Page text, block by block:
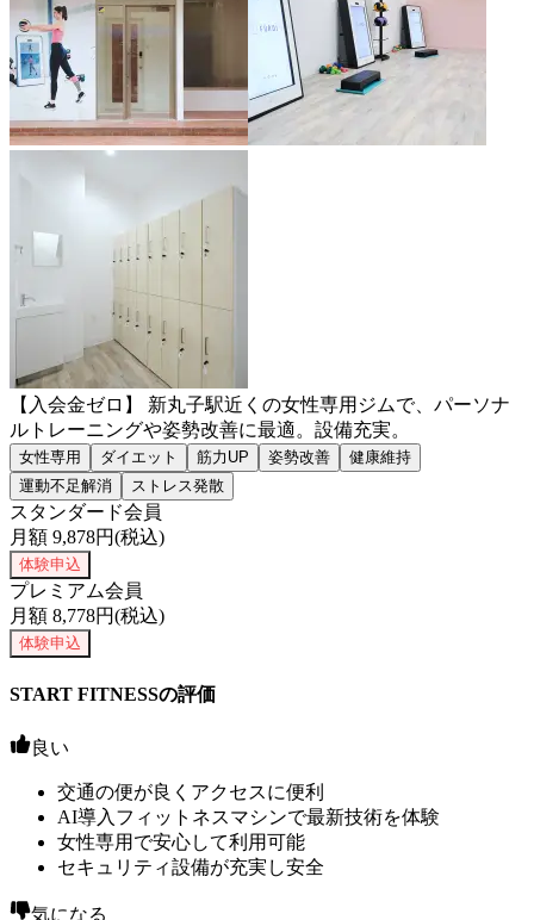
【入会金ゼロ】 新丸子駅近くの女性専用ジムで、パーソナ
ルトレーニングや姿勢改善に最適。設備充実。
女性専用 ダイエット 筋力UP 姿勢改善
健康維持
運動不足解消
ストレス発散
スタンダード会員
月額 9,878円(税込)
体験申込
プレミアム会員
月額 8,778円(税込)
体験申込
START FITNESSの評価
良い
交通の便が良くアクセスに便利
AI導入フィットネスマシンで最新技術を体験
女性専用で安心して利用可能
セキュリティ設備が充実し安全
気になる